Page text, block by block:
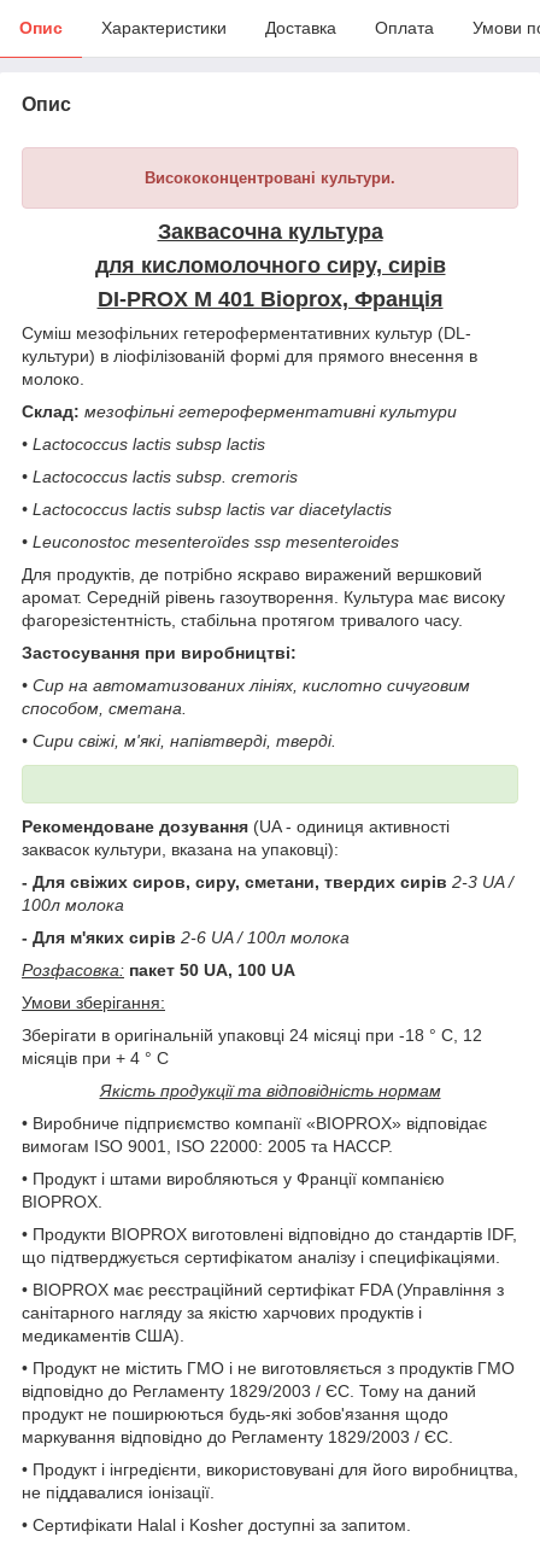
Опис Характеристики Доставка Оплата Умови
Опис
Висококонцентровані культури.
Заквасочна культура
для кисломолочного сиру, сирів
DI-PROX M 401 Bioprox, Франція
Суміш мезофільних гетероферментативних культур (DL-
культури) в ліофілізованій формі для прямого внесення в
молоко.
Склад: мезофільні гетероферментативні культури
• Lactococcus lactis subsp lactis
• Lactococcus lactis subsp. сremoris
• Lactococcus lactis subsp lactis var diacetylactis
• Leuconostoc mesenteroïdes ssp mesenteroides
Для продуктів, де потрібно яскраво виражений вершковий
аромат. Середній рівень газоутворення. Культура має високу
фагорезістентність, стабільна протягом тривалого часу.
Застосування при виробництві:
• Сир на автоматизованих лініях, кислотно сичуговим
способом, сметана.
• Сири свіжі, м'які, напівтверді, тверді.
Рекомендоване дозування (UA - одиниця активності
заквасок культури, вказана на упаковці):
- Для свіжих cиров, сиру, сметани, твердих сирів 2-3 UA /
100л молока
- Для м'яких сирів 2-6 UA / 100л молока
Розфасовка: пакет 50 UA, 100 UA
Умови зберігання:
Зберігати в оригінальній упаковці 24 місяці при -18 ° С, 12
місяців при + 4 ° C
Якість продукції та відповідність нормам
• Виробниче підприємство компанії «BIOPROX» відповідає
вимогам ISO 9001, ISO 22000: 2005 та НАССP.
• Продукт і штами виробляються у Франції компанією
BIOPROX.
• Продукти BIOPROX виготовлені відповідно до стандартів IDF,
що підтверджується сертифікатом аналізу і специфікаціями.
• BIOPROX має реєстраційний сертифікат FDA (Управління з
санітарного нагляду за якістю харчових продуктів і
медикаментів США).
• Продукт не містить ГМО і не виготовляється з продуктів ГМО
відповідно до Регламенту 1829/2003 / ЄС. Тому на даний
продукт не поширюються будь-які зобов'язання щодо
маркування відповідно до Регламенту 1829/2003 / ЄС.
• Продукт і інгредієнти, використовувані для його виробництва,
не піддавалися іонізації.
• Сертифікати Halal і Kosher доступні за запитом.